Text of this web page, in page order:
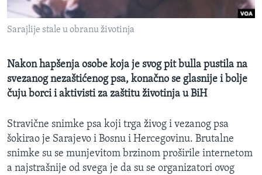
MAGAZIN
O GLASU AMERIKE
Learning English
PRATITE NAS
Jezici
Sarajlije stale u obranu životinja
Nakon hapšenja osobe koja je svog pit bulla pustila na
svezanog nezaštićenog psa, konačno se glasnije i bolje
čuju borci i aktivisti za zaštitu životinja u BiH
Stravične snimke psa koji trga živog i vezanog psa
šokirao je Sarajevo i Bosnu i Hercegovinu. Brutalne
snimke su se munjevitom brzinom proširile internetom
a najstrašnije od svega je da su se organizatori ovog